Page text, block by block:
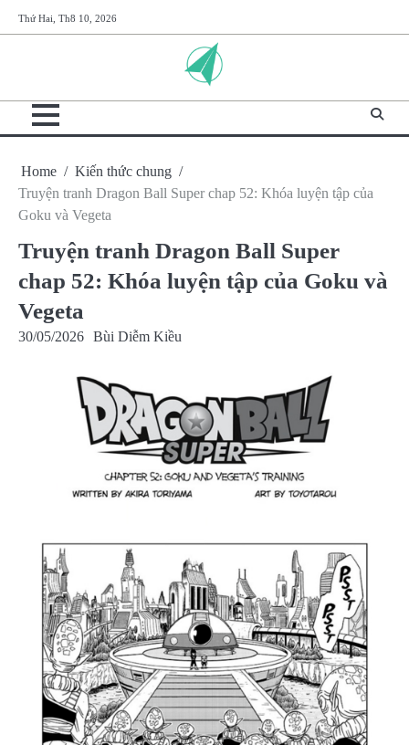
to
Thứ Hai, Th8 10, 2026
Home
Kiến thức chung
Truyện tranh Dragon Ball Super chap 52: Khóa luyện tập của
Goku và Vegeta
Truyện tranh Dragon Ball Super
chap 52: Khóa luyện tập của Goku và
Vegeta
30/05/2026 Bùi Diễm Kiều